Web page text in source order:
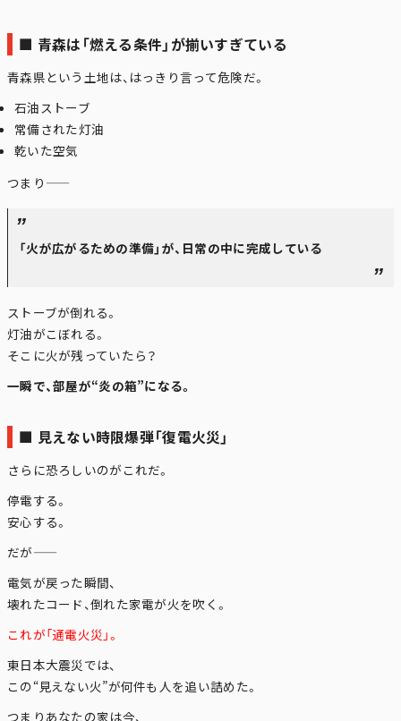
■ 青森は「燃える条件」が揃いすぎている
青森県という土地は、はっきり言って危険だ。
石油ストーブ
常備された灯油
乾いた空気
つまり――
「火が広がるための準備」が、日常の中に完成している
ストーブが倒れる。
灯油がこぼれる。
そこに火が残っていたら？
一瞬で、部屋が“炎の箱”になる。
■ 見えない時限爆弾「復電火災」
さらに恐ろしいのがこれだ。
停電する。
安心する。
だが――
電気が戻った瞬間、
壊れたコード、倒れた家電が火を吹く。
これが「通電火災」。
東日本大震災では、
この“見えない火”が何件も人を追い詰めた。
つまりあなたの家は今、